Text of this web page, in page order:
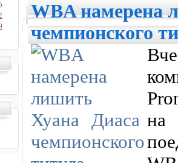
WBA намерена
чемпионского
на